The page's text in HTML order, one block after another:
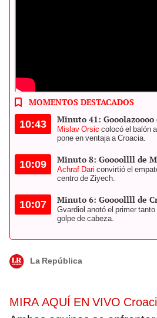
Mundo. Foto: composición LR/AFP
MOMENTOS DESTACADOS
10:43 Minuto 41: Gooolazoooo
Mislav Orsic colocó el balón
pone en ventaja a Croacia.
10:09 Minuto 8: Goooollll de
Achraf Dari convirtió el
centro de Ziyech.
10:07 Minuto 6: Goooollll de
Gvardiol anotó el primer
golpe de cabeza.
La República
MIRA AQUÍ EN VIVO